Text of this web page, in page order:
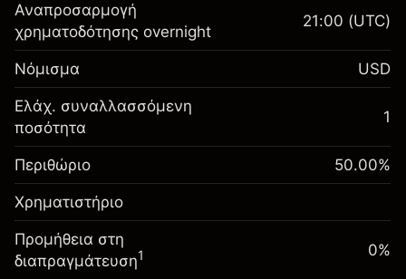
Περιθώριο. Η επένδυσή
σας
$1,000.00
Αναπροσαρμογή
χρηματοδότησης κατά
τη διάρκεια της νύχτας
Χρεώσεις από την πλήρη αξία
της θέσης
%
(-$1.23)
Μέγεθος διαπραγμάτευσης με μόχλευση
$2,000.00
Χρήματα από μόχλευση ~
Περιθώριο. Η επένδυσή
σας
Αναπροσαρμογή
χρηματοδότησης κατά
τη διάρκεια της νύχτας
Χρεώσεις από την πλήρη αξία
της θέσης
%
Αναπροσαρμογή
χρηματοδότησης overnight
21:00 (UTC)
Νόμισμα USD
Ελάχ. συναλλασσόμενη
ποσότητα
1
Περιθώριο 50.00%
Χρηματιστήριο
Προμήθεια στη
διαπραγμάτευση1 0%